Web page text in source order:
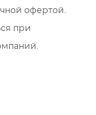
офертой.
при